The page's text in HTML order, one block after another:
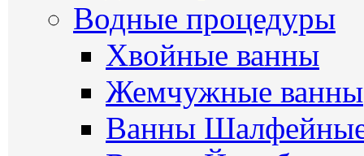
Водные процедуры
Хвойные ванны
Жемчужные ванны
Ванны